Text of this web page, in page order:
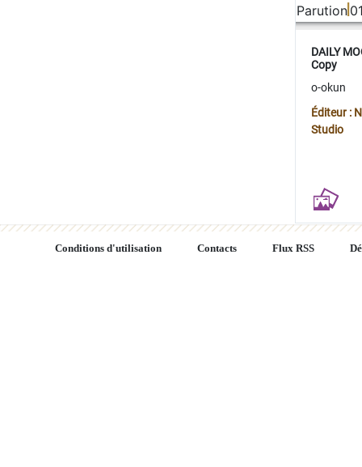
Parution
DAILY
Copy
o-okun
Éditeur :
Studio
Conditions d'utilisation Contacts Flux RSS